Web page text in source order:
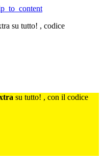
su tutto! , codice
su tutto! , con il codice